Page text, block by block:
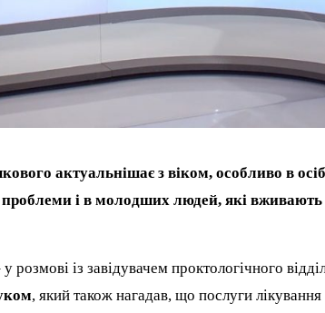
актуальнішає з віком, особливо в
проблеми і в молодших людей, які вживають
розмові із завідувачем проктологічного
, який також нагадав, що послуги